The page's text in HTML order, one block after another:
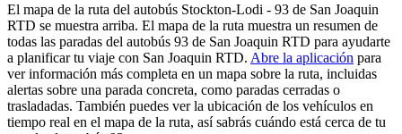
El mapa de la ruta del autobús Stockton-Lodi - 93 de San Joaquin
RTD se muestra arriba. El mapa de la ruta muestra un resumen de
todas las paradas del autobús 93 de San Joaquin RTD para ayudarte
a planificar tu viaje con San Joaquin RTD. Abre la aplicación para
ver información más completa en un mapa sobre la ruta, incluidas
alertas sobre una parada concreta, como paradas cerradas o
trasladadas. También puedes ver la ubicación de los vehículos en
tiempo real en el mapa de la ruta, así sabrás cuándo está cerca de tu